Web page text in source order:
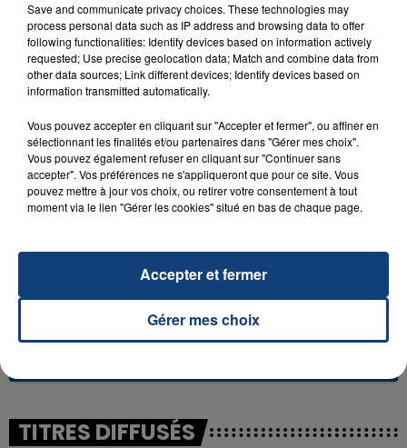
23 juillet 2026
INCENDIE MORTEL À LENS : UNE FEMME ET
SON BÉBÉ ENTRE LA VIE ET LA...
Un homme s'est immolé par le feu après avoir
aspergé sa compagne et leur bébé de trois mois
d'un liquide inflammable.
UNE ADOLESCENTE DEVANT SE FAIRE
La famille a porté plainte contre la clinique qui a
excuses.
TITRES DIFFUSÉS
Save and communicate privacy choices. These technologies may
process personal data such as IP address and browsing data to offer
following functionalities: Identify devices based on information actively
requested; Use precise geolocation data; Match and combine data from
other data sources; Link different devices; Identify devices based on
information transmitted automatically.
Vous pouvez accepter en cliquant sur "Accepter et fermer", ou affiner en
sélectionnant les finalités et/ou partenaires dans "Gérer mes choix".
Vous pouvez également refuser en cliquant sur "Continuer sans
accepter". Vos préférences ne s'appliqueront que pour ce site. Vous
pouvez mettre à jour vos choix, ou retirer votre consentement à tout
moment via le lien "Gérer les cookies" situé en bas de chaque page.
Gérer mes choix
Accepter et fermer